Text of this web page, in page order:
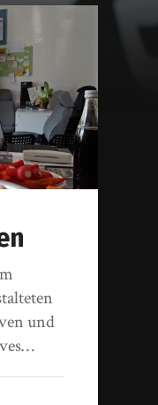
und